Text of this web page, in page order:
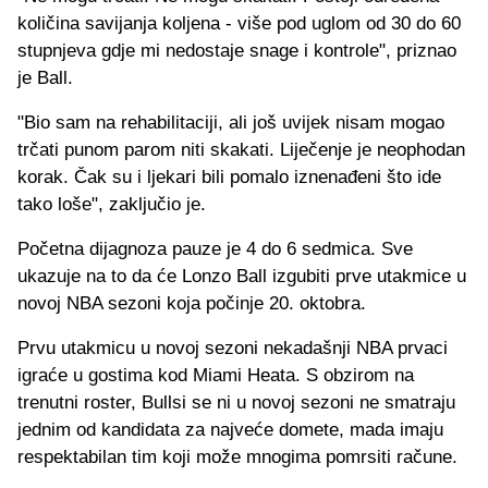
količina savijanja koljena - više pod uglom od 30 do 60
stupnjeva gdje mi nedostaje snage i kontrole", priznao
je Ball.
"Bio sam na rehabilitaciji, ali još uvijek nisam mogao
trčati punom parom niti skakati. Liječenje je neophodan
korak. Čak su i ljekari bili pomalo iznenađeni što ide
tako loše", zaključio je.
Početna dijagnoza pauze je 4 do 6 sedmica. Sve
ukazuje na to da će Lonzo Ball izgubiti prve utakmice u
novoj NBA sezoni koja počinje 20. oktobra.
Prvu utakmicu u novoj sezoni nekadašnji NBA prvaci
igraće u gostima kod Miami Heata. S obzirom na
trenutni roster, Bullsi se ni u novoj sezoni ne smatraju
jednim od kandidata za najveće domete, mada imaju
respektabilan tim koji može mnogima pomrsiti račune.